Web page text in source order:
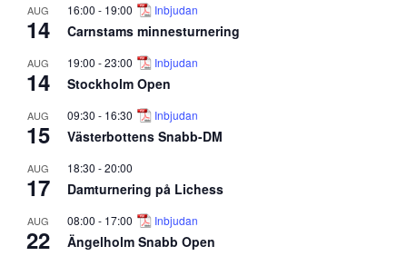
AUG
14
16:00 - 19:00 Inbjudan
Carnstams minnesturnering
AUG
14
19:00 -23:00 Inbjudan
Stockholm Open
AUG
15
09:30 - 16:30 Inbjudan
Västerbottens Snabb-DM
AUG
17
18:30 -20:00
Damturnering på Lichess
AUG
22
08:00 - 17:00 Inbjudan
Ängelholm Snabb Open